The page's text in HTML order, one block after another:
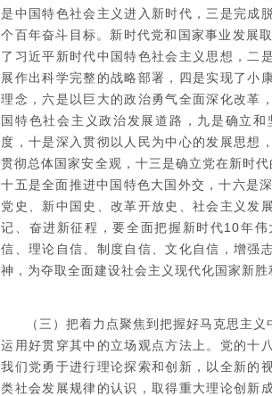
是中国特色社会主义进入新时代，三是完成
个百年奋斗目标。新时代党和国家事业发展
了习近平新时代中国特色社会主义思想，二
展作出科学完整的战略部署，四是实现了小
理念，六是以巨大的政治勇气全面深化改革
国特色社会主义政治发展道路，九是确立
度，十是深入贯彻以人民为中心的发展思想
贯彻总体国家安全观，十三是确立党在新时
十五是全面推进中国特色大国外交，十六是
党史、新中国史、改革开放史、社会主义发
记、奋进新征程，要全面把握新时代10年
信、理论自信、制度自信、文化自信，增强
神，为夺取全面建设社会主义现代化国家新胜
（三）把着力点聚焦到把握好马克思主
运用好贯穿其中的立场观点方法上。党的十
我们党勇于进行理论探索和创新，以全新的
类社会发展规律的认识，取得重大理论创新